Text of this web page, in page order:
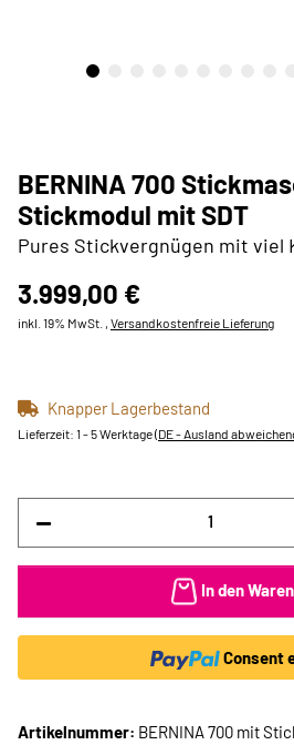
BERNINA 700
Stickmodul mit SDT
Pures Stickvergnügen mit viel
3.999,00 €
inkl. 19% MwSt. , Versandkostenfreie Lieferung
Knapper Lagerbestand
Lieferzeit: 1 - 5 Werktage(DE - Ausland
In den
Consent
Artikelnummer: BERNINA 700 mit